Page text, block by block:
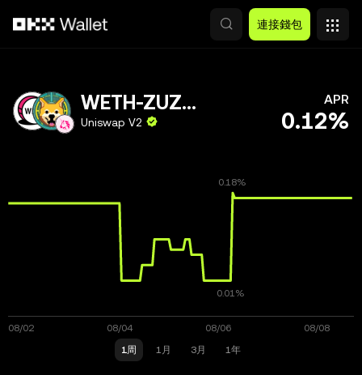
連接錢包
WETH-ZUZALU
Uniswap V2
APR
0.12%
1周 1月 3月 1年